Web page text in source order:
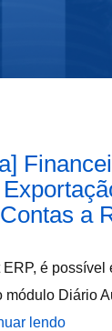
a
é possível
módulo Diário
lendo